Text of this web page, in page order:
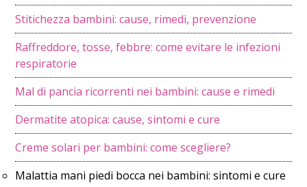
Stitichezza bambini: cause, rimedi, prevenzione
Raffreddore, tosse, febbre: come evitare le infezioni
respiratorie
Mal di pancia ricorrenti nei bambini: cause e rimedi
Dermatite atopica: cause, sintomi e cure
Creme solari per bambini: come scegliere?
Malattia mani piedi bocca nei bambini: sintomi e cure